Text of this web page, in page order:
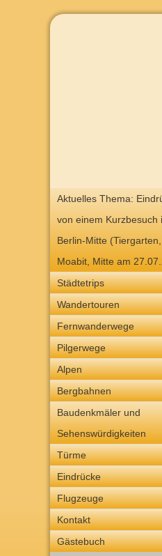
Aktuelles Thema:
von einem Kurzbesuch
Berlin-Mitte (Tiergarten,
Moabit, Mitte am
Städtetrips
Wandertouren
Fernwanderwege
Pilgerwege
Alpen
Bergbahnen
Baudenkmäler und
Sehenswürdigkeiten
Türme
Eindrücke
Flugzeuge
Kontakt
Gästebuch